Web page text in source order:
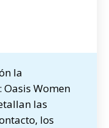
la
Women
las
los